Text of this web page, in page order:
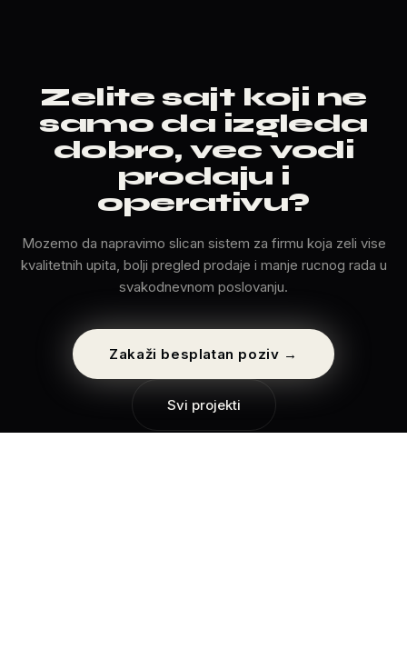
Zelite sajt koji ne
samo da izgleda
dobro, vec vodi
prodaju i
operativu?
Mozemo da napravimo slican sistem za firmu koja zeli vise
kvalitetnih upita, bolji pregled prodaje i manje rucnog rada u
svakodnevnom poslovanju.
Zakaži besplatan poziv →
Svi projekti